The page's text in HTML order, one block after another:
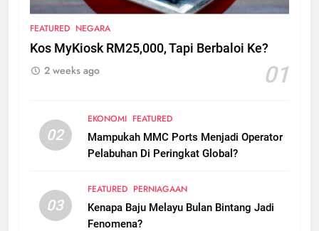
FEATURED NEGARA
Kos MyKiosk RM25,000, Tapi Berbaloi Ke?
01
2 weeks ago
02
EKONOMI FEATURED
Mampukah MMC Ports Menjadi Operator
Pelabuhan Di Peringkat Global?
03
FEATURED PERNIAGAAN
Kenapa Baju Melayu Bulan Bintang Jadi
Fenomena?